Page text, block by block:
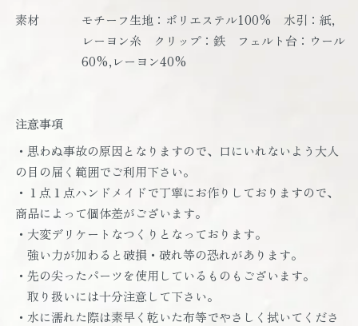
素材
モチーフ生地：ポリエステル100% 水引：紙,
レーヨン糸 クリップ：鉄 フェルト台：ウール
60%,レーヨン40%
注意事項
・思わぬ事故の原因となりますので、口にいれないよう大人
の目の届く範囲でご利用下さい。
・１点１点ハンドメイドで丁寧にお作りしておりますので、
商品によって個体差がございます。
・大変デリケートなつくりとなっております。
強い力が加わると破損・破れ等の恐れがあります。
・先の尖ったパーツを使用しているものもございます。
取り扱いには十分注意して下さい。
・水に濡れた際は素早く乾いた布等でやさしく拭いてくださ